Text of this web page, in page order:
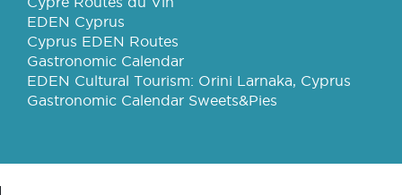
EDEN Cyprus
Cyprus EDEN Routes
Gastronomic Calendar
EDEN Cultural Tourism: Orini Larnaka, Cyprus
Gastronomic Calendar Sweets&Pies